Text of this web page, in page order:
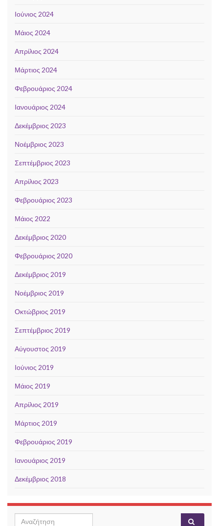
Ιούνιος 2024
Μάιος 2024
Απρίλιος 2024
Μάρτιος 2024
Φεβρουάριος 2024
Ιανουάριος 2024
Δεκέμβριος 2023
Νοέμβριος 2023
Σεπτέμβριος 2023
Απρίλιος 2023
Φεβρουάριος 2023
Μάιος 2022
Δεκέμβριος 2020
Φεβρουάριος 2020
Δεκέμβριος 2019
Νοέμβριος 2019
Οκτώβριος 2019
Σεπτέμβριος 2019
Αύγουστος 2019
Ιούνιος 2019
Μάιος 2019
Απρίλιος 2019
Μάρτιος 2019
Φεβρουάριος 2019
Ιανουάριος 2019
Δεκέμβριος 2018
Search for: